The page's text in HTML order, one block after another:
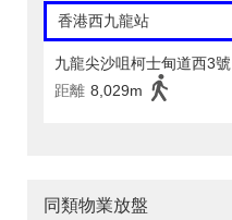
香港西九龍站
九龍尖沙咀柯士甸道西3號
距離 8,029m
同類物業放盤